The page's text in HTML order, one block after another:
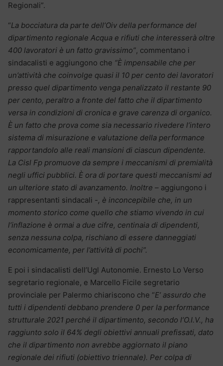
Regionali”.
“La bocciatura da parte dell’Oiv della performance del
dipartimento regionale Acqua e rifiuti che interesserà oltre
400 lavoratori è un fatto gravissimo”, commentano i
sindacalisti e aggiungono che “È impensabile che per
un’attività che coinvolge quasi il 10 per cento dei lavoratori
presso quel dipartimento venga penalizzato il restante 90
per cento, peraltro a fronte del fatto che il dipartimento
versa in condizioni di cronica e grave carenza di organico.
È un fatto che prova come sia necessario rivedere l’intero
sistema di misurazione e valutazione della performance
rapportandolo alle reali mansioni di ciascun dipendente.
La Cisl Fp promuove da sempre i meccanismi di premialità
negli uffici pubblici. È ora di portare questi meccanismi ad
un ulteriore stato di avanzamento. Inoltre – aggiungono i
rappresentanti sindacali -, è inconcepibile che, in un
momento storico come quello che stiamo vivendo in cui
l’inflazione è ormai a due cifre, centinaia di dipendenti,
senza nessuna colpa, rischiano di essere danneggiati
economicamente, per l’attività di pochi”.
E poi i sindacalisti dell’Ugl Autonomie. Ernesto Lo Verso
segretario regionale, e Marcello Ficile segretario
provinciale per Palermo chiariscono che “E’ assurdo che
tutti i dipendenti debbano prendere 0 per la performance
strutturale 2021 perché il dipartimento, secondo l’O.I.V., ha
raggiunto solo il 64% degli obiettivi annuali prefissati, dato
che il dipartimento non avrebbe aggiornato il piano
regionale dei rifiuti (obiettivo triennale). Per colpa di